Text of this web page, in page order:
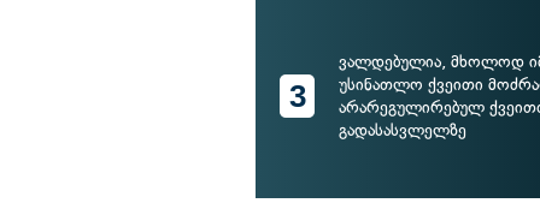
3
ვალდებულია, მხოლოდ
უსინათლო ქვეითი
არარეგულირებულ
გადასასვლელზე